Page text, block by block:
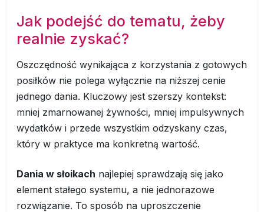
Jak podejść do tematu, żeby
realnie zyskać?
Oszczędność wynikająca z korzystania z gotowych
posiłków nie polega wyłącznie na niższej cenie
jednego dania. Kluczowy jest szerszy kontekst:
mniej zmarnowanej żywności, mniej impulsywnych
wydatków i przede wszystkim odzyskany czas,
który w praktyce ma konkretną wartość.
Dania w słoikach najlepiej sprawdzają się jako
element stałego systemu, a nie jednorazowe
rozwiązanie. To sposób na uproszczenie